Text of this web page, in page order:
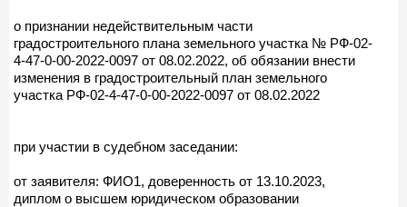
о признании недействительным части
градостроительного плана земельного участка № РФ-02-
4-47-0-00-2022-0097 от 08.02.2022, об обязании внести
изменения в градостроительный план земельного
участка РФ-02-4-47-0-00-2022-0097 от 08.02.2022
при участии в судебном заседании:
от заявителя: ФИО1, доверенность от 13.10.2023,
диплом о высшем юридическом образовании